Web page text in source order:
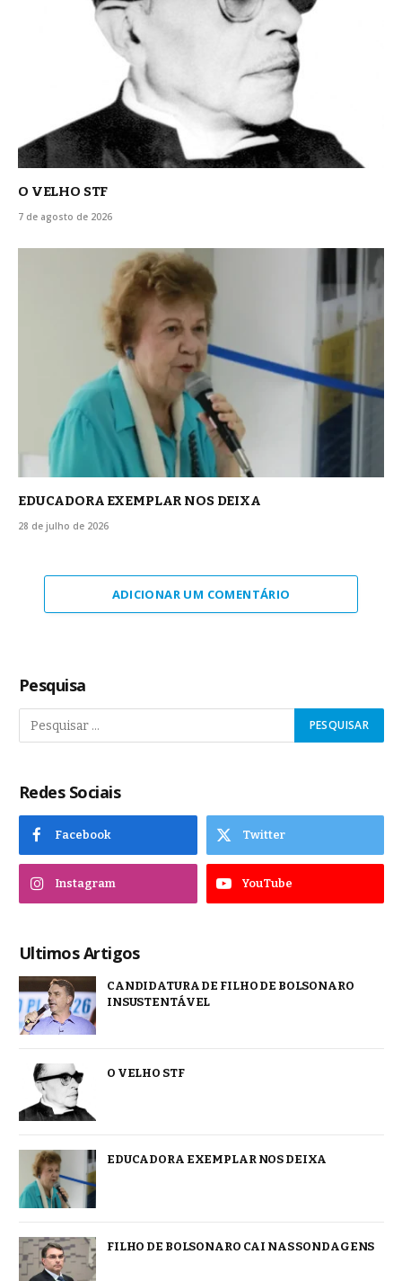
O VELHO STF
7 de agosto de 2026
EDUCADORA EXEMPLAR NOS DEIXA
28 de julho de 2026
ADICIONAR UM COMENTÁRIO
Pesquisa
Redes Sociais
Facebook Twitter
Instagram YouTube
Ultimos Artigos
CANDIDATURA DE FILHO DE BOLSONARO
INSUSTENTÁVEL
O VELHO STF
EDUCADORA EXEMPLAR NOS DEIXA
FILHO DE BOLSONARO CAI NAS SONDAGENS